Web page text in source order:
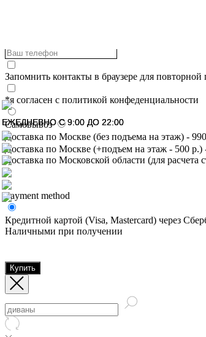
Запомнить контакты в браузере для повторной
*я согласен с политикой конфеденциальности
Самовывоз
Доставка по Москве (без подъема на этаж) -
Доставка по Москве (+подъем на этаж - 500 р.)
Доставка по Московской области (для расчета
Payment method
Кредитной картой (Visa, Mastercard) через
Наличными при получении
Купить
ЕЖЕДНЕВНО С 9:00 ДО 22:00
ЕЖЕДНЕВНО С 9:00 ДО 22:00